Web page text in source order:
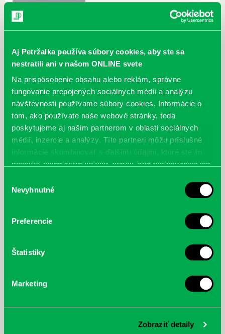
Aj Petržalka používa súbory cookies, aby ste sa
nestratili ani v našom ONLINE svete
Na prispôsobenie obsahu alebo reklám, správne
fungovanie prepojených sociálnych médií a analýzu
návštevnosti používame súbory cookies. Informácie o
tom, ako používate naše webové stránky, teda
poskytujeme aj našim partnerom v oblasti sociálnych
médií, inzercie a analýzy. Títo partneri môžu príslušné
informácie skombinovať s ďalšími údajmi, ktoré ste im
poskytli, alebo ktoré od vás získali, keď ste používali ich
súhlasu
Nevyhnutné
Preferencie
Štatistiky
Marketing
Zobraziť detaily
cyklistu modernej doby: